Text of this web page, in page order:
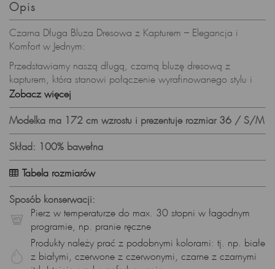
Opis
Czarna Długa Bluza Dresowa z Kapturem – Elegancja i
Komfort w Jednym:
Przedstawiamy naszą długą, czarną bluzę dresową z
kapturem, która stanowi połączenie wyrafinowanego stylu i
niezrównanego komfortu. Czarny kolor dodaje bluzie
elegancji, a miękka dzianina typu "pętelka" zapewnia uczucie
przyjemności na skórze.
Specyfikacje Produktu:
Materiał: Miękka, bawełniana dzianina typu "pętelka"
Fason: Długi krój, rozpinana, kaptur
Detale: Zamek na przodzie, troczki w talii, długość do kostek
Styl: Uniwersalny, idealny na co dzień
Kolor: Czarny
Czarna Elegancja – Ponadczasowy Styl:
Zobacz więcej
Modelka ma 172 cm wzrostu i prezentuje rozmiar 36 / S/M
Skład: 100% bawełna
Tabela rozmiarów
Sposób konserwacji:
Pierz w temperaturze do max. 30 stopni w łagodnym
programie, np. pranie ręczne
Produkty należy prać z podobnymi kolorami: tj. np. białe
z białymi, czerwone z czerwonymi, czarne z czarnymi